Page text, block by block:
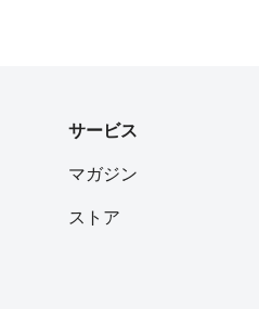
サービス
マガジン
ストア